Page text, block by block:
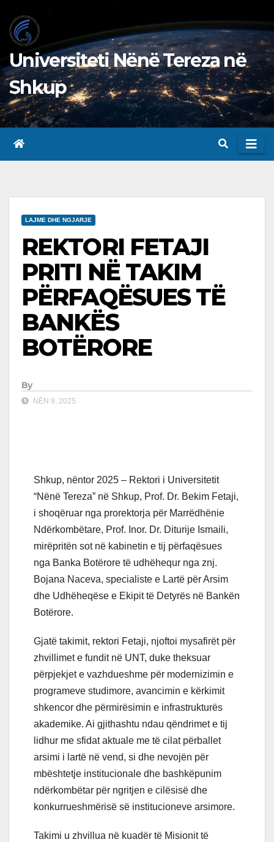
to
content
Universiteti Nënë Tereza në
Shkup
LAJME DHE NGJARJE
REKTORI FETAJI
PRITI NË TAKIM
PËRFAQËSUES TË
BANKËS
BOTËRORE
By
NËN 9, 2025
Shkup, nëntor 2025 – Rektori i Universitetit
“Nënë Tereza” në Shkup, Prof. Dr. Bekim Fetaji,
i shoqëruar nga prorektorja për Marrëdhënie
Ndërkombëtare, Prof. Inor. Dr. Diturije Ismaili,
mirëpritën sot në kabinetin e tij përfaqësues
nga Banka Botërore të udhëhequr nga znj.
Bojana Naceva, specialiste e Lartë për Arsim
dhe Udhëheqëse e Ekipit të Detyrës në Bankën
Botërore.
Gjatë takimit, rektori Fetaji, njoftoi mysafirët për
zhvillimet e fundit në UNT, duke theksuar
përpjekjet e vazhdueshme për modernizimin e
programeve studimore, avancimin e kërkimit
shkencor dhe përmirësimin e infrastrukturës
akademike. Ai gjithashtu ndau qëndrimet e tij
lidhur me sfidat aktuale me të cilat përballet
arsimi i lartë në vend, si dhe nevojën për
mbështetje institucionale dhe bashkëpunim
ndërkombëtar për ngritjen e cilësisë dhe
konkurrueshmërisë së institucioneve arsimore.
Takimi u zhvillua në kuadër të Misionit të